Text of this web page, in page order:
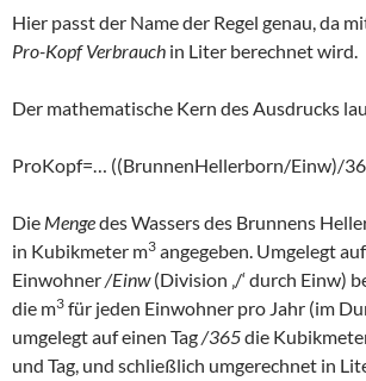
Hier passt der Name der Regel genau, da
Pro-Kopf Verbrauch in Liter berechnet wird.
Der mathematische Kern des Ausdrucks
ProKopf=… ((BrunnenHellerborn/Einw)/
Die Mengedes Wassers des Brunnens
in Kubikmeter m3 angegeben. Umgelegt
Einwohner/Einw(Division ‚/‘ durch Einw)
die m3 für jeden Einwohner pro Jahr (im
umgelegt auf einen Tag/365die
und Tag, und schließlich umgerechnet in